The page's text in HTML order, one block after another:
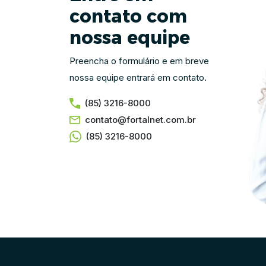
contato com
nossa equipe
Preencha o formulário e em breve
nossa equipe entrará em contato.
(85) 3216-8000
contato@fortalnet.com.br
(85) 3216-8000